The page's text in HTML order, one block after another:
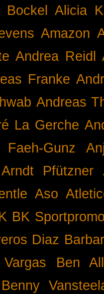
Bockel
Alicia
Amazon
Andrea Reidl
Franke
Andreas
La Gerche
Faeh-Gunz
Arndt Pfützner
Aso
BK
Diaz
Ben
Benny